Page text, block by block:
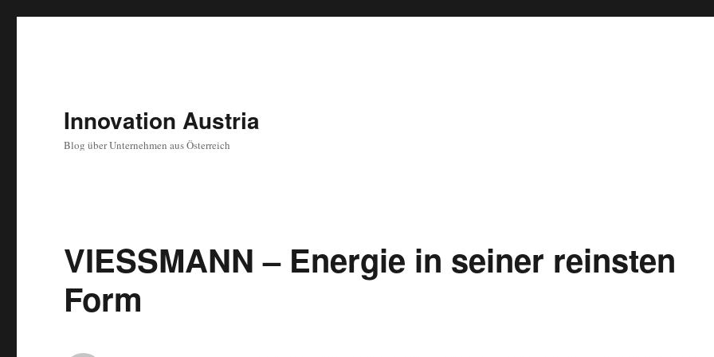
Innovation Austria
Blog über Unternehmen aus Österreich
VIESSMANN – Energie in seiner reinsten
Form